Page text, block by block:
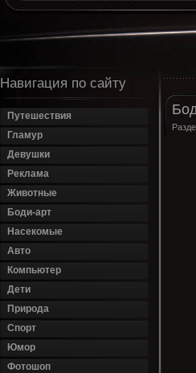
Навигация по сайту
Путешествия
Гламур
Девушки
Реклама
Животные
Боди-арт
Насекомые
Авто
Компьютер
Дети
Природа
Спорт
Юмор
Фотошоп